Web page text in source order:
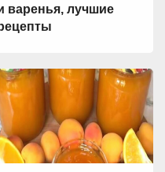
варенья, лучшие